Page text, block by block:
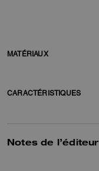
MATÉRIAUX
CARACTÉRISTIQUES
Notes de l’éditeur